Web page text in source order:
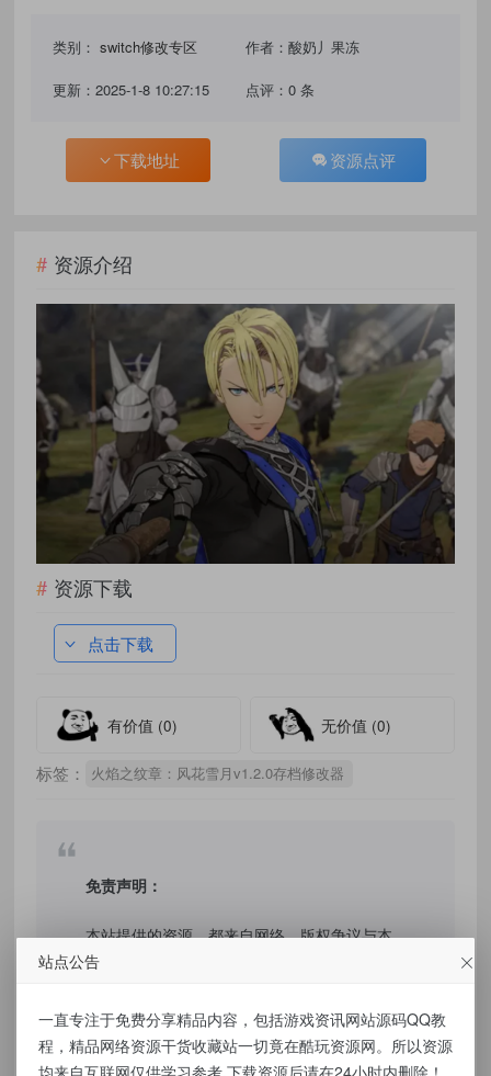
类别：switch修改专区 作者：酸奶丿果冻
更新：2025-1-8 10:27:15 点评：0 条
下载地址 资源点评
资源介绍
资源下载
点击下载
有价值 (0) 无价值 (0)
标签： 火焰之纹章：风花雪月v1.2.0存档修改器
免责声明：
本站提供的资源，都来自网络，版权争议与本
站无关，所有内容及软件的文章仅限用于学习
法用途，否则，一切后果请用户自负，我们不
保证内容的长久可用性，通过使用本站内容随
站点公告
一直专注于免费分享精品内容，包括游戏资讯网站源码QQ教
程，精品网络资源干货收藏站一切竟在酷玩资源网。所以资源
均来自互联网仅供学习参考,下载资源后请在24小时内删除！